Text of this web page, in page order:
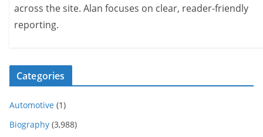
across the site. Alan focuses on clear, reader-friendly
reporting.
Categories
Automotive (1)
Biography (3,988)